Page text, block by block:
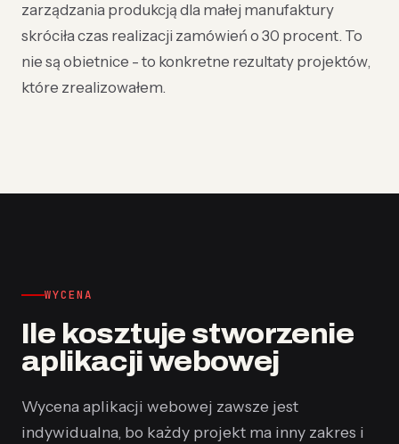
zarządzania produkcją dla małej manufaktury
skróciła czas realizacji zamówień o 30 procent. To
nie są obietnice - to konkretne rezultaty projektów,
które zrealizowałem.
WYCENA
Ile kosztuje stworzenie
aplikacji webowej
Wycena aplikacji webowej zawsze jest
indywidualna, bo każdy projekt ma inny zakres i